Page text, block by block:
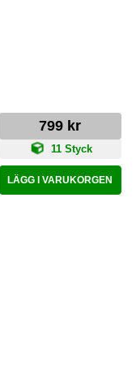
799 kr
11 Styck
LÄGG I VARUKORGEN